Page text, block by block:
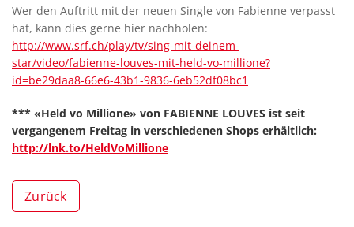
Wer den Auftritt mit der neuen Single von Fabienne verpasst
hat, kann dies gerne hier nachholen:
http://www.srf.ch/play/tv/sing-mit-deinem-
star/video/fabienne-louves-mit-held-vo-millione?
id=be29daa8-66e6-43b1-9836-6eb52df08bc1
*** «Held vo Millione» von FABIENNE LOUVES ist seit
vergangenem Freitag in verschiedenen Shops erhältlich:
http://lnk.to/HeldVoMillione
Zurück